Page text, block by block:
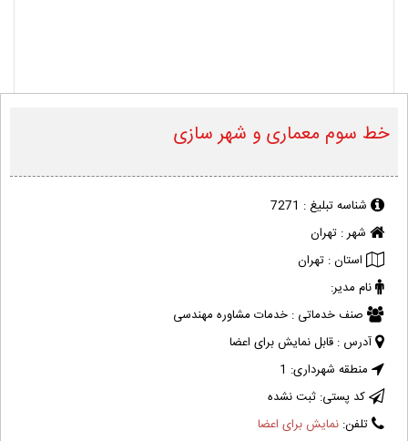
خط سوم معماری و شهر سازی
شناسه تبلیغ : 7271
شهر : تهران
استان : تهران
نام مدیر:
صنف خدماتی : خدمات مشاوره مهندسی
آدرس : قابل نمایش برای اعضا
منطقه شهرداری: 1
کد پستی: ثبت نشده
تلفن: نمایش برای اعضا